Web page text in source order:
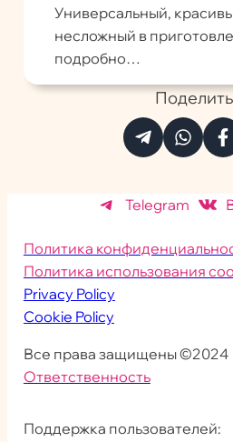
Универсальный,
несложный в
подробно…
Telegram
Политика
Политика использования
Privacy Policy
Cookie Policy
Все права защищены ©2024
Ответственность
Поддержка пользователей: